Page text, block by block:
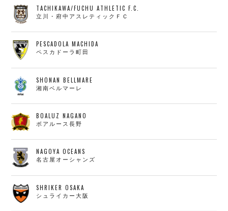
TACHIKAWA/FUCHU ATHLETIC F.C.
立川・府中アスレティックＦＣ
PESCADOLA MACHIDA
ペスカドーラ町田
SHONAN BELLMARE
湘南ベルマーレ
BOALUZ NAGANO
ボアルース長野
NAGOYA OCEANS
名古屋オーシャンズ
SHRIKER OSAKA
シュライカー大阪